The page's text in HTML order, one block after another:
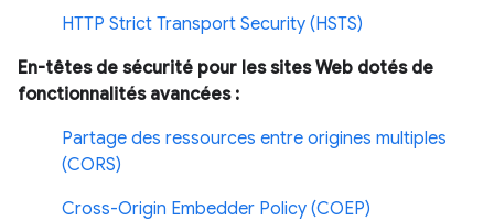
HTTP Strict Transport Security (HSTS)
En-têtes de sécurité pour les sites Web dotés de
fonctionnalités avancées :
Partage des ressources entre origines multiples
(CORS)
Cross-Origin Embedder Policy (COEP)